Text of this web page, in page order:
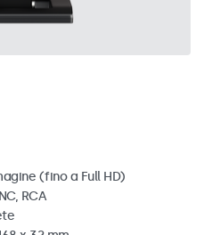
(fino a Full HD)
RCA